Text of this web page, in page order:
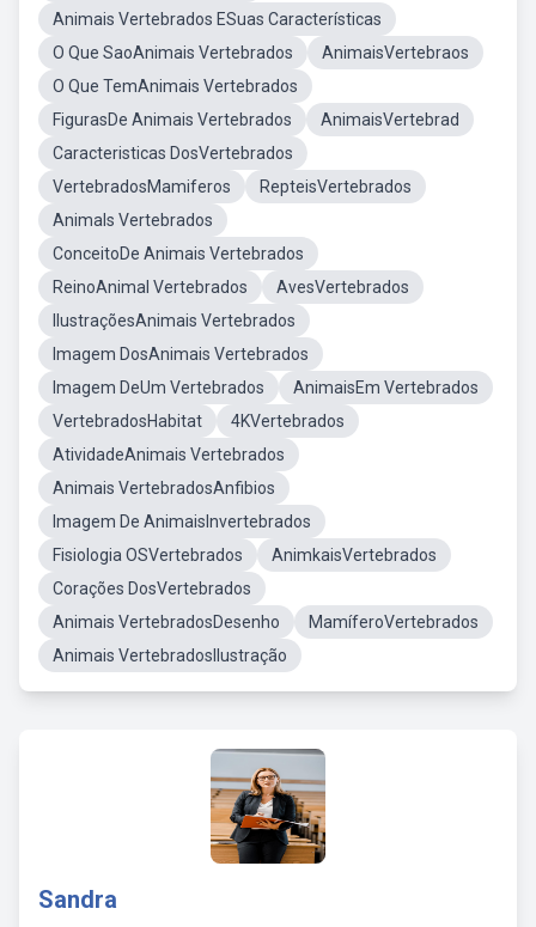
Animais Vertebrados ESuas Características
O Que SaoAnimais Vertebrados
AnimaisVertebraos
O Que TemAnimais Vertebrados
FigurasDe Animais Vertebrados
AnimaisVertebrad
Caracteristicas DosVertebrados
VertebradosMamiferos
RepteisVertebrados
Animals Vertebrados
ConceitoDe Animais Vertebrados
ReinoAnimal Vertebrados
AvesVertebrados
IlustraçõesAnimais Vertebrados
Imagem DosAnimais Vertebrados
Imagem DeUm Vertebrados
AnimaisEm Vertebrados
VertebradosHabitat
4KVertebrados
AtividadeAnimais Vertebrados
Animais VertebradosAnfibios
Imagem De AnimaisInvertebrados
Fisiologia OSVertebrados
AnimkaisVertebrados
Corações DosVertebrados
Animais VertebradosDesenho
MamíferoVertebrados
Animais VertebradosIlustração
Sandra